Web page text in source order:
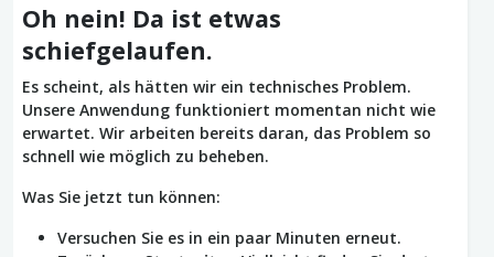
Oh nein! Da ist etwas
schiefgelaufen.
Es scheint, als hätten wir ein technisches Problem.
Unsere Anwendung funktioniert momentan nicht wie
erwartet. Wir arbeiten bereits daran, das Problem so
schnell wie möglich zu beheben.
Was Sie jetzt tun können:
Versuchen Sie es in ein paar Minuten erneut.